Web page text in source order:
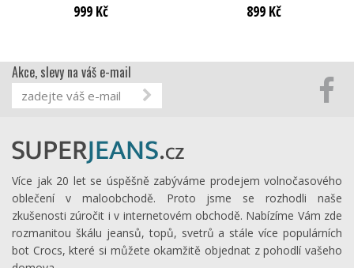
999 Kč 899 Kč
Akce, slevy na váš e-mail
Více jak 20 let se úspěšně zabýváme prodejem volnočasového
oblečení v maloobchodě. Proto jsme se rozhodli naše
zkušenosti zúročit i v internetovém obchodě. Nabízíme Vám zde
rozmanitou škálu jeansů, topů, svetrů a stále více populárních
bot Crocs, které si můžete okamžitě objednat z pohodlí vašeho